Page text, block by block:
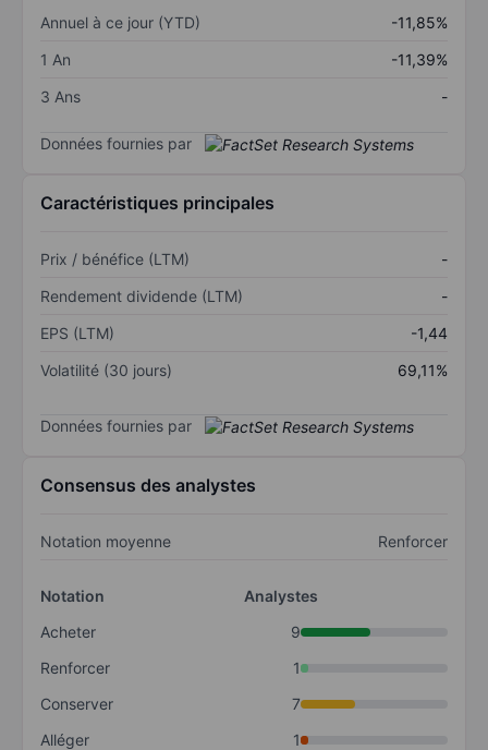
Annuel à ce jour (YTD)
-11,85%
1 An
-11,39%
3 Ans
-
Données fournies par
Caractéristiques principales
Prix / bénéfice (LTM)
-
Rendement dividende (LTM)
-
EPS (LTM)
-1,44
Volatilité (30 jours)
69,11%
Données fournies par
Consensus des analystes
Notation moyenne Renforcer
Notation
Analystes
Acheter
9
Renforcer
1
Conserver
7
Alléger
1